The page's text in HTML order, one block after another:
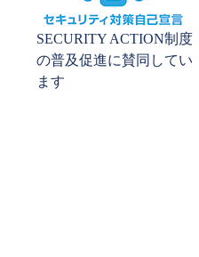
SECURITY ACTION制度
の普及促進に賛同してい
ます